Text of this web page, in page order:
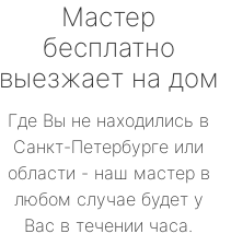
Мастер
бесплатно
выезжает на дом
Где Вы не находились в
Санкт-Петербурге или
области - наш мастер в
любом случае будет у
Вас в течении часа.